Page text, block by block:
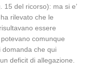
15 del ricorso): ma si e’
rilevato che le
essere
comunque
domanda che qui
deficit di allegazione.